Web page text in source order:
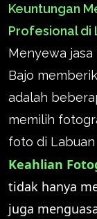
Keuntungan
Profesional di
Menyewa
Bajo
adalah
memilih
foto di Labuan
Keahlian
tidak hanya
juga